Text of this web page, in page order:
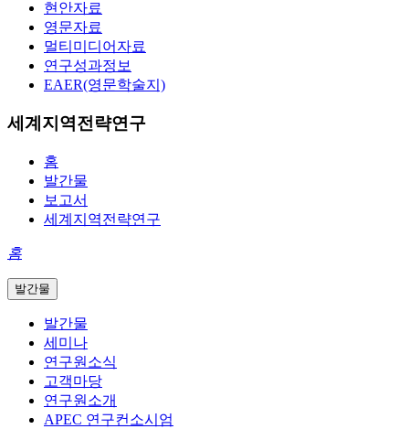
현안자료
영문자료
멀티미디어자료
연구성과정보
EAER(영문학술지)
세계지역전략연구
홈
발간물
보고서
세계지역전략연구
홈
발간물
발간물
세미나
연구원소식
고객마당
연구원소개
APEC 연구컨소시엄